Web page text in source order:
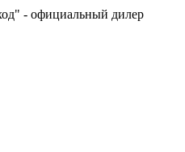
- официальный дилер